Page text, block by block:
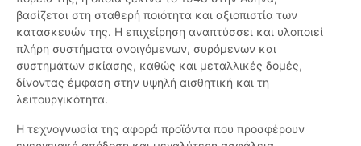
βασίζεται στη σταθερή ποιότητα και αξιοπιστία των
κατασκευών της. Η επιχείρηση αναπτύσσει και υλοποιεί
πλήρη συστήματα ανοιγόμενων, συρόμενων και
συστημάτων σκίασης, καθώς και μεταλλικές δομές,
δίνοντας έμφαση στην υψηλή αισθητική και τη
λειτουργικότητα.
Η τεχνογνωσία της αφορά προϊόντα που προσφέρουν